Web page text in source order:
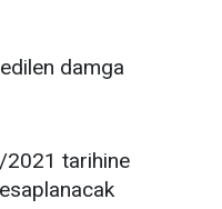
damga
2021 tarihine